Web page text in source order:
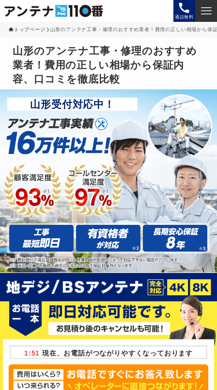
通話無料
トップページ 山形のアンテナ工事・修理のおすすめ業者！費用の正しい相場から保
山形のアンテナ工事・修理のおすすめ
業者！費用の正しい相場から保証内
容、口コミを徹底比較
山形受付対応中！
1:51 現在、お電話がつながりやすくなっております